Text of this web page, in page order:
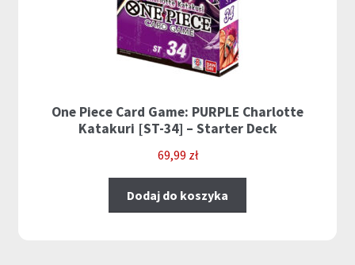
One Piece Card Game: PURPLE Charlotte
Katakuri [ST-34] – Starter Deck
69,99 zł
Dodaj do koszyka